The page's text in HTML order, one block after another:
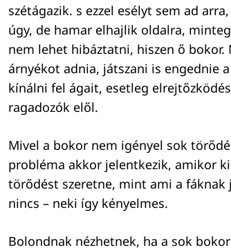
szétágazik. s ezzel esélyt sem ad
úgy, de hamar elhajlik oldalra,
nem lehet hibáztatni, hiszen ő
árnyékot adnia, játszani is engednie
kínálni fel ágait, esetleg
ragadozók elől.
Mivel a bokor nem igényel sok
probléma akkor jelentkezik, amikor
törődést szeretne, mint ami a
nincs – neki így kényelmes.
Bolondnak nézhetnek, ha a sok